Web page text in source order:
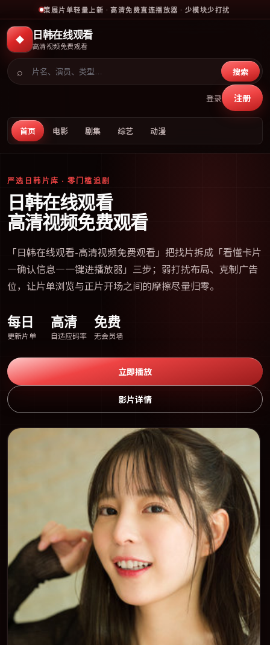
策展片单轻量上新 · 高清免费直连播放器 · 少模块少打扰
◆ 日韩在线观看
高清视频免费观看
首页 电影 剧集 综艺 动漫
⌕ 搜索
登录 注册
严选日韩片库 · 零门槛追剧
日韩在线观看
高清视频免费观看
「日韩在线观看-高清视频免费观看 」把找片拆成「看懂卡片
—确认信息—一键进播放器」三步；弱打扰布局、克制广告
位，让片单浏览与正片开场之间的摩擦尽量归零。
每日
更新片单
高清
自适应码率
免费
无会员墙
立即播放
影片详情